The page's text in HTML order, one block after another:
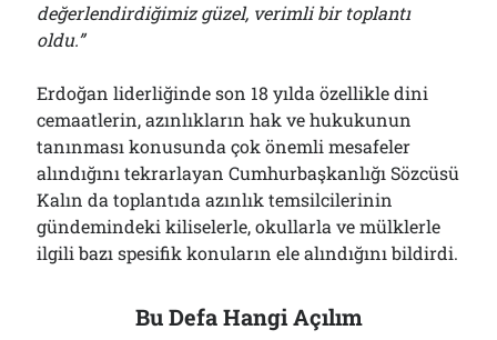
değerlendirdiğimiz güzel, verimli bir toplantı
oldu.”
Erdoğan liderliğinde son 18 yılda özellikle dini
cemaatlerin, azınlıkların hak ve hukukunun
tanınması konusunda çok önemli mesafeler
alındığını tekrarlayan Cumhurbaşkanlığı Sözcüsü
Kalın da toplantıda azınlık temsilcilerinin
gündemindeki kiliselerle, okullarla ve mülklerle
ilgili bazı spesifik konuların ele alındığını bildirdi.
Bu Defa Hangi Açılım